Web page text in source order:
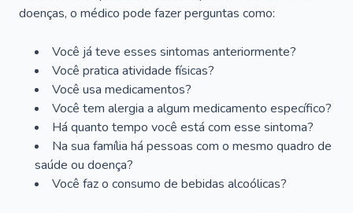
doenças, o médico pode fazer perguntas como:
Você já teve esses sintomas anteriormente?
Você pratica atividade físicas?
Você usa medicamentos?
Você tem alergia a algum medicamento específico?
Há quanto tempo você está com esse sintoma?
Na sua família há pessoas com o mesmo quadro de
saúde ou doença?
Você faz o consumo de bebidas alcoólicas?